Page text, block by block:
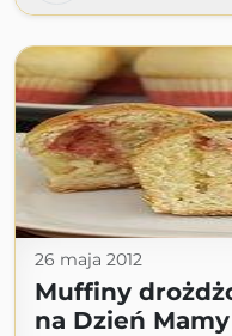
26 maja 2012
Muffiny
na Dzień Mamy